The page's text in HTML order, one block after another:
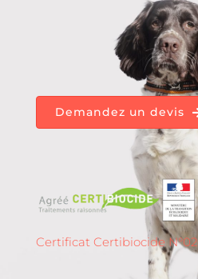
Demandez un devis
Certificat Certibiocide